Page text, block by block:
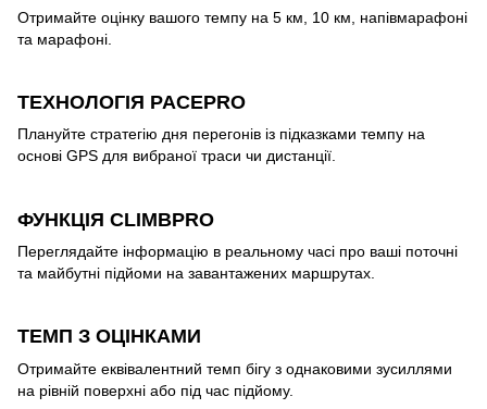
Отримайте оцінку вашого темпу на 5 км, 10 км, напівмарафоні
та марафоні.
ТЕХНОЛОГІЯ PACEPRO
Плануйте стратегію дня перегонів із підказками темпу на
основі GPS для вибраної траси чи дистанції.
ФУНКЦІЯ CLIMBPRO
Переглядайте інформацію в реальному часі про ваші поточні
та майбутні підйоми на завантажених маршрутах.
ТЕМП З ОЦІНКАМИ
Отримайте еквівалентний темп бігу з однаковими зусиллями
на рівній поверхні або під час підйому.